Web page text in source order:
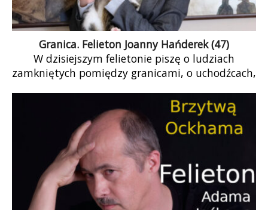
Granica. Felieton Joanny Hańderek (47)
W dzisiejszym felietonie piszę o ludziach
zamkniętych pomiędzy granicami, o uchodźcach,
humanitarny. Już teraz, zamiast odgradzać się
drutem kolczastym, powinniśmy rozważyć, jak
pomóc ludziom uciekającym przed zagrożeniem.
Przed nami kolejna batalia o to, by uchodźcy nie
stali się zakładnikami politycznych gierek i mowy
nienawiści. Zasieki to nie rozwiązanie, ale
odcinanie się od problemów – od problemów
ludzi, którzy nierzadko walczą o życie.